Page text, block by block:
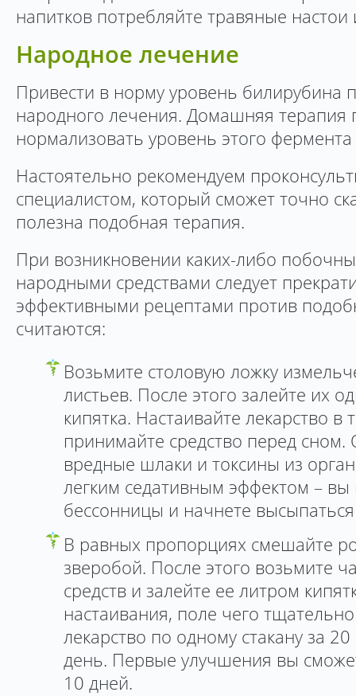
напитков потребляйте травяные
Народное лечение
Привести в норму уровень билирубина
народного лечения. Домашняя терапия
нормализовать уровень этого
Настоятельно рекомендуем
специалистом, который сможет точно
полезна подобная терапия.
При возникновении каких-либо
народными средствами следует
эффективными рецептами против
считаются:
Возьмите столовую ложку
листьев. После этого залейте их
кипятка. Настаивайте лекарство в
принимайте средство перед
вредные шлаки и токсины из
легким седативным эффектом – вы
бессонницы и начнете
В равных пропорциях смешайте
зверобой. После этого возьмите
средств и залейте ее литром
настаивания, поле чего
лекарство по одному стакану за
день. Первые улучшения вы
10 дней.